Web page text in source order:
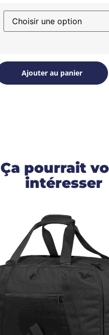
Ajouter au panier
Ça pourrait
intéresser